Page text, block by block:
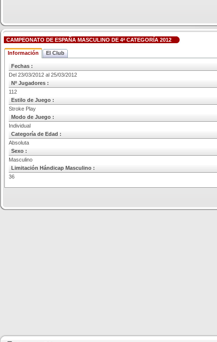
CAMPEONATO DE ESPAÑA MASCULINO DE 4ª CATEGORÍA 2012
Información El Club
Fechas :
Del 23/03/2012 al 25/03/2012
Nº Jugadores :
112
Estilo de Juego :
Stroke Play
Modo de Juego :
Individual
Categoría de Edad :
Absoluta
Sexo :
Masculino
Limitación Hándicap Masculino :
36